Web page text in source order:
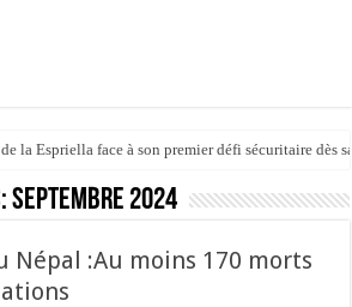
la Espriella face à son premier défi sécuritaire dès
place son ex-avocat au sommet du système
septembre 2024
Népal :Au moins 170 morts